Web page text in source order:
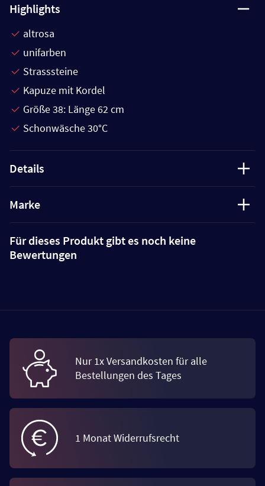
Highlights
altrosa
unifarben
Strasssteine
Kapuze mit Kordel
Größe 38: Länge 62 cm
Schonwäsche 30°C
Details
Marke
Für dieses Produkt gibt es noch keine
Bewertungen
Nur 1x Versandkosten für alle
Bestellungen des Tages
1 Monat Widerrufsrecht